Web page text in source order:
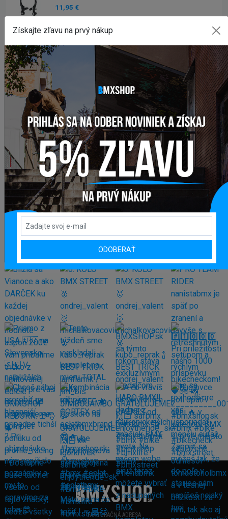
11,95 €
Bicykel BMX GALAXY EARLY BIRD
Bicykel BMX GALAXY WHIP
329,95 €
399,00 €
Sedlo BMX CULT VANS SLIP ON
47,95 €
Pegy BMX CTM AL
14,50 €
Zobraziť viac produktov
#BMXSHOPSK
FAKTURAČNÁ ADRESA
Získajte zľavu na prvý nákup
ODOBERAŤ